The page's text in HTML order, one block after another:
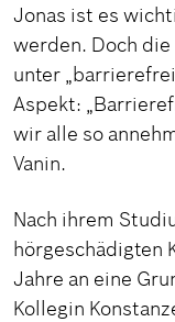
Jonas ist es
werden. Doch
unter
Aspekt:
wir alle so
Vanin.
Nach ihrem
hörgeschädigten
Jahre an eine
Kollegin